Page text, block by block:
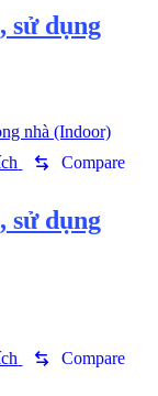
sử dụng
Compare
sử dụng
Compare